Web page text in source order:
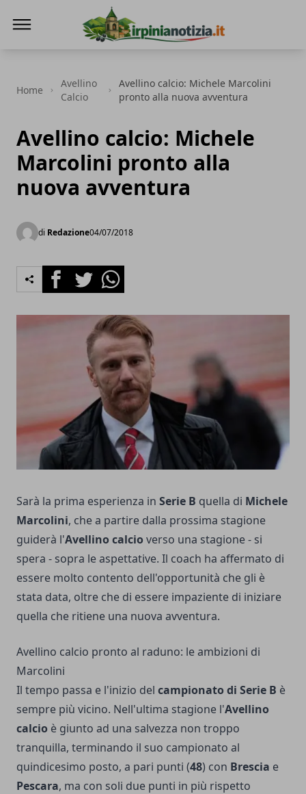
Home
Avellino
Calcio
Avellino calcio: Michele Marcolini
pronto alla nuova avventura
Avellino calcio: Michele
Marcolini pronto alla
nuova avventura
di Redazione04/07/2018
FacebookTwitterWhatsapp
Sarà la prima esperienza in Serie B quella di Michele
Marcolini, che a partire dalla prossima stagione
guiderà l'Avellino calcio verso una stagione - si
spera - sopra le aspettative. Il coach ha affermato di
essere molto contento dell'opportunità che gli è
stata data, oltre che di essere impaziente di iniziare
quella che ritiene una nuova avventura.
Avellino calcio pronto al raduno: le ambizioni di
Marcolini
Il tempo passa e l'inizio del campionato di Serie B è
sempre più vicino. Nell'ultima stagione l'Avellino
calcio è giunto ad una salvezza non troppo
tranquilla, terminando il suo campionato al
quindicesimo posto, a pari punti (48) con Brescia e
Pescara, ma con soli due punti in più rispetto